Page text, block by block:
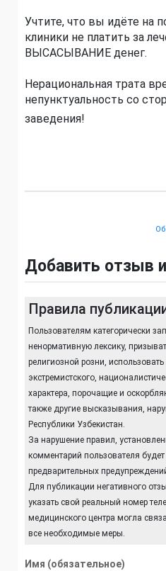
Учтите, что вы идёте на
клиники не платить за
ВЫСАСЫВАНИЕ денег.
Нерациональная трата
непунктуальность со
заведения!
Добавить отзыв
Правила
Пользователям категорически
ненормативную лексику,
религиозной розни,
экстремистского,
характера, порочащие и
также другие высказывания,
Республики Узбекистан.
За нарушение правил,
комментарий пользователя
предварительных
Для публикации негативного
указать свой реальный номер
медицинского центра могла
все необходимые меры.
Имя (обязательное)